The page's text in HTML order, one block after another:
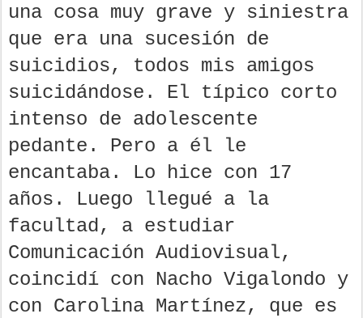
una cosa muy grave y siniestra
que era una sucesión de
suicidios, todos mis amigos
suicidándose. El típico corto
intenso de adolescente
pedante. Pero a él le
encantaba. Lo hice con 17
años. Luego llegué a la
facultad, a estudiar
Comunicación Audiovisual,
coincidí con Nacho Vigalondo y
con Carolina Martínez, que es